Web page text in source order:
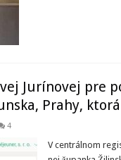
Jurínovej pre
Prahy,
4
V centrálnom